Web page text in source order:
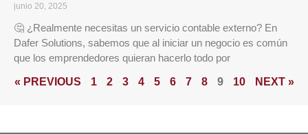
junio 20, 2025
🤔 ¿Realmente necesitas un servicio contable externo? En
Dafer Solutions, sabemos que al iniciar un negocio es común
que los emprendedores quieran hacerlo todo por
« PREVIOUS 1 2 3 4 5 6 7 8 9 10 NEXT »